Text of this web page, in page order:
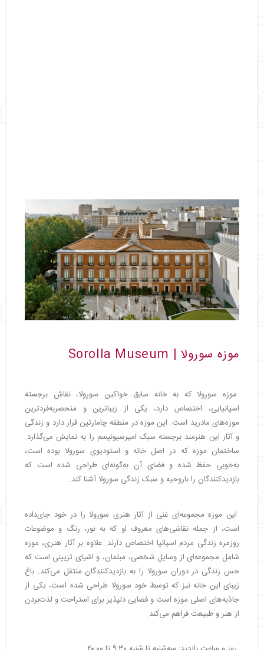
موزه سورولا | Sorolla Museum
موزه سورولا که به خانه سابق خواکین سورولا، نقاش برجسته
اسپانیایی، اختصاص دارد، یکی از زیباترین و منحصربه‌فردترین
موزه‌های مادرید است. این موزه در منطقه چامارتین قرار دارد و زندگی
و آثار این هنرمند برجسته سبک امپرسیونیسم را به نمایش می‌گذارد.
ساختمان موزه که در اصل خانه و استودیوی سورولا بوده است،
به‌خوبی حفظ شده و فضای آن به‌گونه‌ای طراحی شده است که
بازدیدکنندگان را باروحیه و سبک زندگی سورولا آشنا کند.
این موزه مجموعه‌ای غنی از آثار هنری سورولا را در خود جای‌داده
است، از جمله نقاشی‌های معروف او که به نور، رنگ و موضوعات
روزمره زندگی مردم اسپانیا اختصاص دارند. علاوه بر آثار هنری، موزه
شامل مجموعه‌ای از وسایل شخصی، مبلمان، و اشیای تزیینی است که
حس زندگی در دوران سورولا را به بازدیدکنندگان منتقل می‌کند. باغ
زیبای این خانه نیز که توسط خود سورولا طراحی شده است، یکی از
جاذبه‌های اصلی موزه است و فضایی دلپذیر برای استراحت و لذت‌بردن
از هنر و طبیعت فراهم می‌کند.